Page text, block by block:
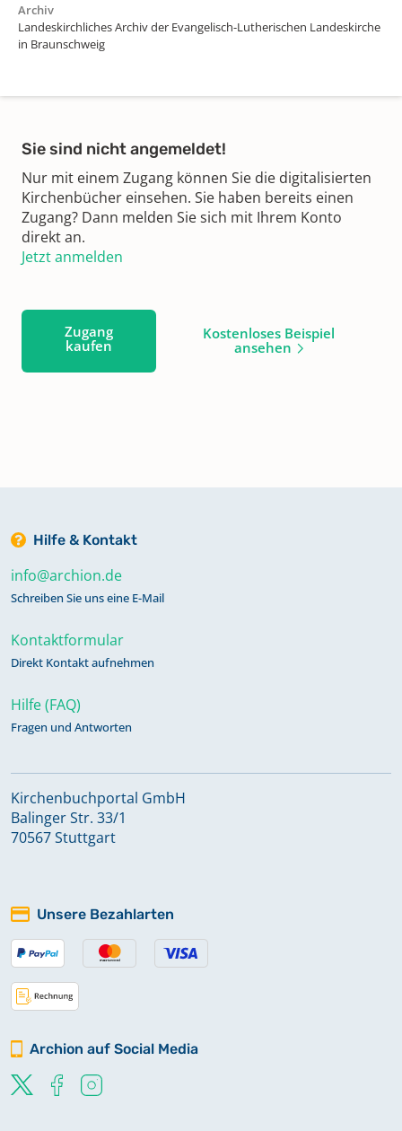
Archiv
Landeskirchliches Archiv der Evangelisch-Lutherischen Landeskirche
in Braunschweig
Sie sind nicht angemeldet!
Nur mit einem Zugang können Sie die digitalisierten
Kirchenbücher einsehen. Sie haben bereits einen
Zugang? Dann melden Sie sich mit Ihrem Konto
direkt an.
Jetzt anmelden
Zugang
kaufen
Kostenloses Beispiel
ansehen
Hilfe & Kontakt
info@archion.de
Schreiben Sie uns eine E-Mail
Kontaktformular
Direkt Kontakt aufnehmen
Hilfe (FAQ)
Fragen und Antworten
Kirchenbuchportal GmbH
Balinger Str. 33/1
70567 Stuttgart
Unsere Bezahlarten
Archion auf Social Media